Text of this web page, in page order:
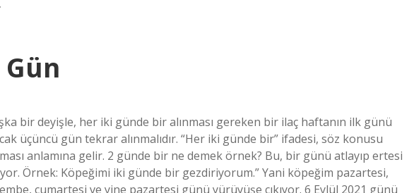
Gün
bir deyişle, her iki günde bir alınması gereken bir ilaç haftanın ilk günü
üçüncü gün tekrar alınmalıdır. “Her iki günde bir” ifadesi, söz konusu
anlamına gelir. 2 günde bir ne demek örnek? Bu, bir günü atlayıp ertesi
Örnek: Köpeğimi iki günde bir gezdiriyorum.” Yani köpeğim pazartesi,
cumartesi ve yine pazartesi günü yürüyüşe çıkıyor. 6 Eylül 2021 günü